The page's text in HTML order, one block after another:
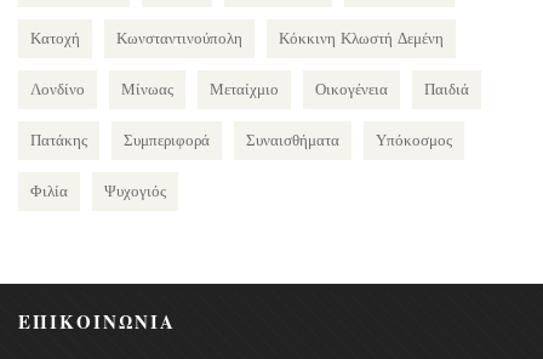
Κατοχή Κωνσταντινούπολη Κόκκινη Κλωστή Δεμένη
Λονδίνο Μίνωας Μεταίχμιο Οικογένεια Παιδιά
Πατάκης Συμπεριφορά Συναισθήματα Υπόκοσμος
Φιλία Ψυχογιός
ΕΠΙΚΟΙΝΩΝΙΑ